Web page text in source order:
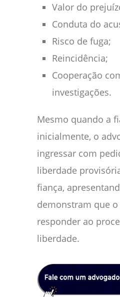
Valor do
Conduta do
Risco de fuga;
Reincidência;
Cooperação
investigações.
Mesmo quando a
inicialmente, o
ingressar com
liberdade
fiança,
demonstram que
responder ao
liberdade.